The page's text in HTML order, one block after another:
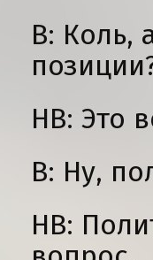
В: Коль,
НВ: Это
В: Ну,
НВ: